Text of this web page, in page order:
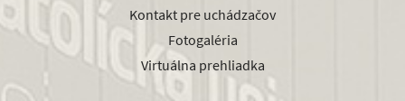
Kontakt pre uchádzačov
Fotogaléria
Virtuálna prehliadka